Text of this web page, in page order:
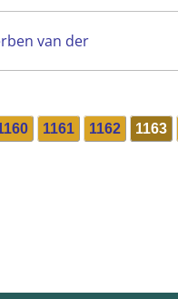
van der
1161 1162 1163